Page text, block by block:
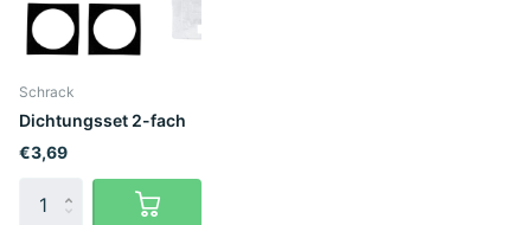
Schrack
Dichtungsset 2-fach
€3,69